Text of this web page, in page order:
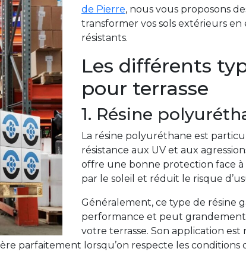
de Pierre, nous vous proposons
transformer vos sols extérieurs en
résistants.
Les différents
pour terrasse
1. Résine
La résine polyuréthane est
résistance aux UV et aux
offre une bonne protection face
par le soleil et réduit le risque
Généralement, ce type de résine
performance et peut
votre terrasse. Son application
parfaitement lorsqu’on respecte les conditions